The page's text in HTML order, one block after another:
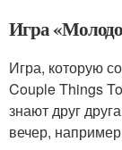
Игра
Игра, которую
Couple Things
знают друг
вечер,